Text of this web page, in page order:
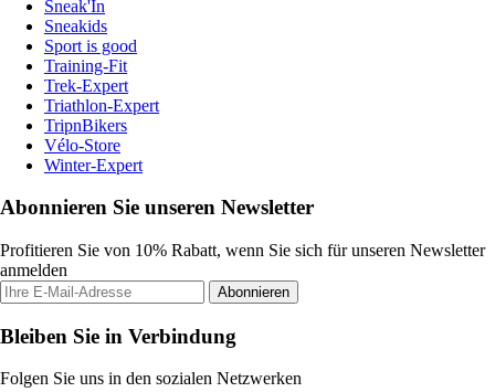
Sneak'In
Sneakids
Sport is good
Training-Fit
Trek-Expert
Triathlon-Expert
TripnBikers
Vélo-Store
Winter-Expert
Abonnieren Sie unseren Newsletter
Profitieren Sie von 10% Rabatt, wenn Sie sich für unseren Newsletter
anmelden
Abonnieren
Bleiben Sie in Verbindung
Folgen Sie uns in den sozialen Netzwerken